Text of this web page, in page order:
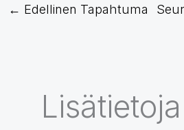
← Edellinen Tapahtuma
Lisätietoja